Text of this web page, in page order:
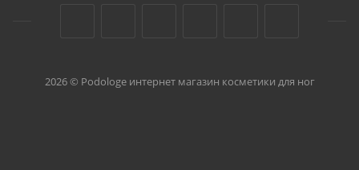
2026 © Podologe интернет магазин косметики для ног